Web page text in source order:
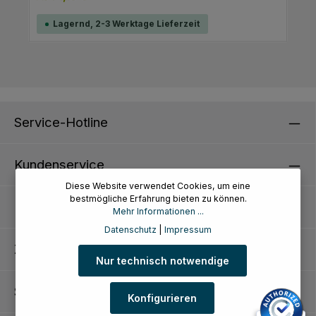
Lagernd, 2-3 Werktage Lieferzeit
Service-Hotline
Kundenservice
Informationen
Zahlungsarten
Siegel
Diese Website verwendet Cookies, um eine
bestmögliche Erfahrung bieten zu können.
Mehr Informationen ...
Datenschutz
Impressum
Nur technisch notwendige
Konfigurieren